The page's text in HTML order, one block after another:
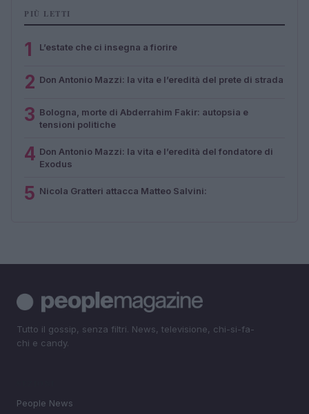
PIÙ LETTI
1 L’estate che ci insegna a fiorire
2 Don Antonio Mazzi: la vita e l’eredità del prete di strada
3 Bologna, morte di Abderrahim Fakir: autopsia e
tensioni politiche
4 Don Antonio Mazzi: la vita e l’eredità del fondatore di
Exodus
5 Nicola Gratteri attacca Matteo Salvini:
Tutto il gossip, senza filtri. News, televisione, chi-si-fa-
chi e candy.
People News